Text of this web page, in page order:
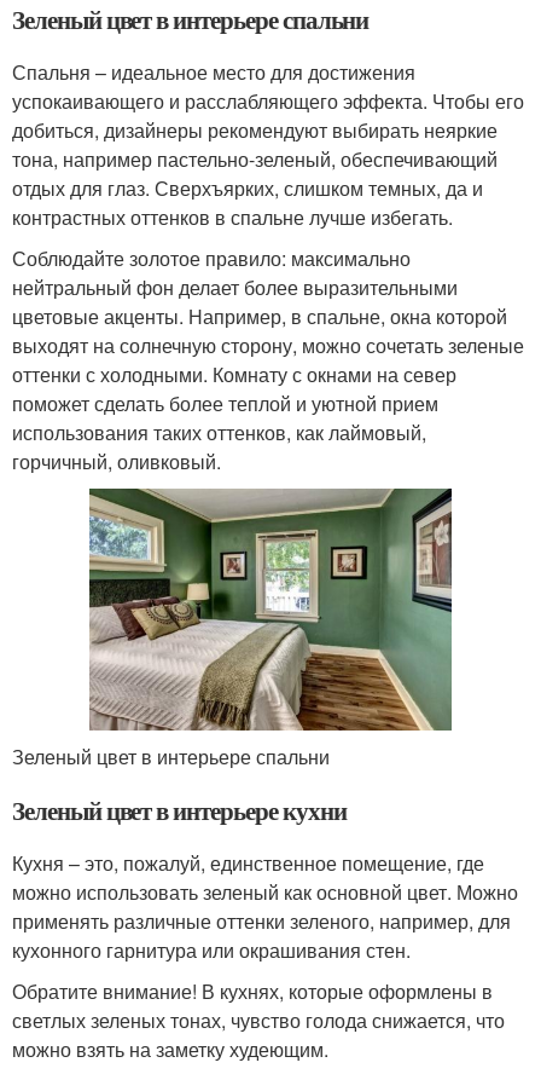
Зеленый цвет в интерьере спальни
Спальня – идеальное место для достижения
успокаивающего и расслабляющего эффекта. Чтобы его
добиться, дизайнеры рекомендуют выбирать неяркие
тона, например пастельно-зеленый, обеспечивающий
отдых для глаз. Сверхъярких, слишком темных, да и
контрастных оттенков в спальне лучше избегать.
Соблюдайте золотое правило: максимально
нейтральный фон делает более выразительными
цветовые акценты. Например, в спальне, окна которой
выходят на солнечную сторону, можно сочетать зеленые
оттенки с холодными. Комнату с окнами на север
поможет сделать более теплой и уютной прием
использования таких оттенков, как лаймовый,
горчичный, оливковый.
Зеленый цвет в интерьере спальни
Зеленый цвет в интерьере кухни
Кухня – это, пожалуй, единственное помещение, где
можно использовать зеленый как основной цвет. Можно
применять различные оттенки зеленого, например, для
кухонного гарнитура или окрашивания стен.
Обратите внимание! В кухнях, которые оформлены в
светлых зеленых тонах, чувство голода снижается, что
можно взять на заметку худеющим.